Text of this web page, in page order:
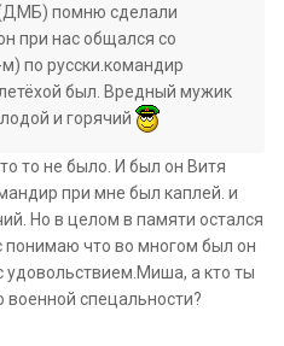
помню сделали
при нас общался со
по русски.командир
был. Вредный мужик
и горячий
то не было. И был он Витя
при мне был каплей. и
Но в целом в памяти остался
что во многом был он
а кто ты
спецальности?